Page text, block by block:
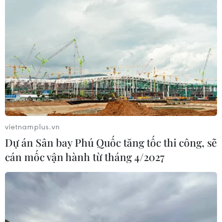
vietnamplus.vn
Dự án Sân bay Phú Quốc tăng tốc thi công, sẽ
cán mốc vận hành từ tháng 4/2027